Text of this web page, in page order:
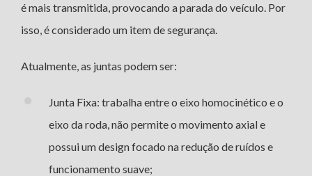
é mais transmitida, provocando a parada do veículo. Por
isso, é considerado um item de segurança.
Atualmente, as juntas podem ser:
Junta Fixa: trabalha entre o eixo homocinético e o
eixo da roda, não permite o movimento axial e
possui um design focado na redução de ruídos e
funcionamento suave;